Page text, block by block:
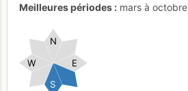
Meilleures périodes
mars à octobre
E
W
S
N